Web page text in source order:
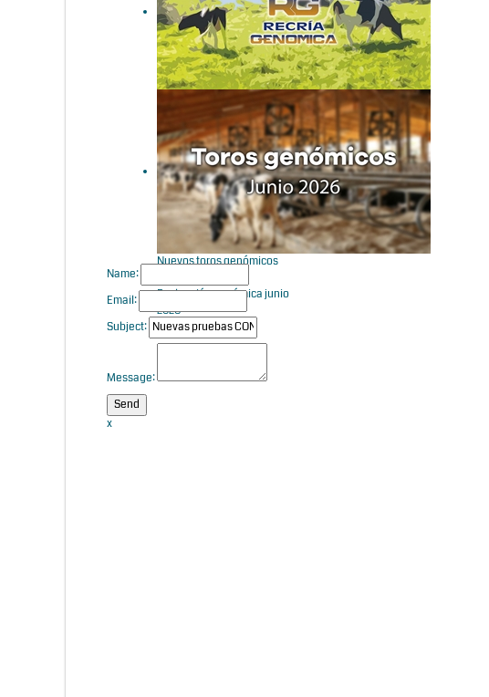
Nuevas tarifas de los
servicios de Recría
Genómica y Doble
Valoración de CONAFE
Nuevos toros genómicos
Evaluación genómica junio
2026
Name:
Email:
Subject:
Message:
x